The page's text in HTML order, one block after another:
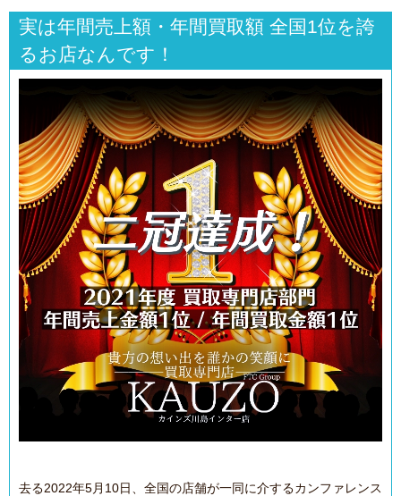
実は年間売上額・年間買取額 全国1位を誇
るお店なんです！
去る2022年5月10日、全国の店舗が一同に介するカンファレンス